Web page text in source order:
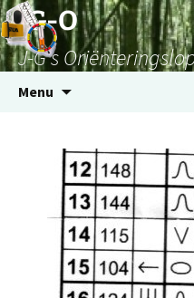
Skip
to
content
JG-O
J-G's
Menu